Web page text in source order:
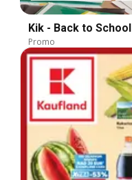
Kik - Back to School
Promo